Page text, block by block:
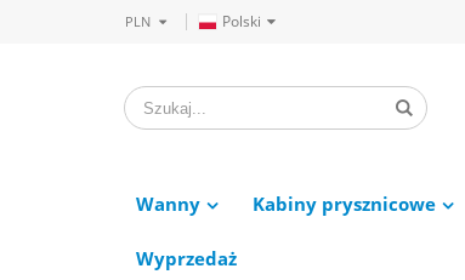
PLN Polski
Wanny Kabiny prysznicowe
Wyprzedaż